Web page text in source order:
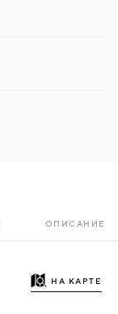
ОПИСАНИЕ
НА КАРТЕ